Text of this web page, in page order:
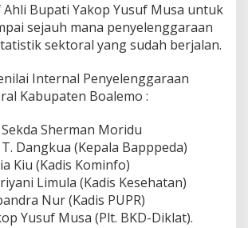
Ahli Bupati Yakop Yusuf Musa untuk
sejauh mana penyelenggaraan
sektoral yang sudah berjalan.
Internal Penyelenggaraan
Kabupaten Boalemo :
Sherman Moridu
Dangkua (Kepala Bapppeda)
Kiu (Kadis Kominfo)
Limula (Kadis Kesehatan)
Nur (Kadis PUPR)
Yusuf Musa (Plt. BKD-Diklat).